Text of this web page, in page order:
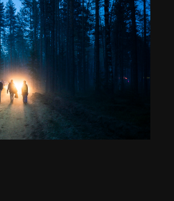
Systo Togathering 2016”